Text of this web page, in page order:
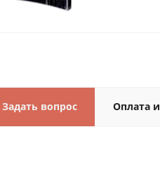
Задать вопрос Оплата